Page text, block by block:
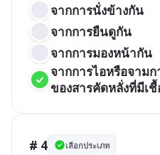
จากการนั่งข้างกัน
จากการยืนดูกัน
จากการมองหน้ากัน
จากการไอหรือจาม
ของสารคัดหลั่งที่มีเ
# 4 เลือกประเภท